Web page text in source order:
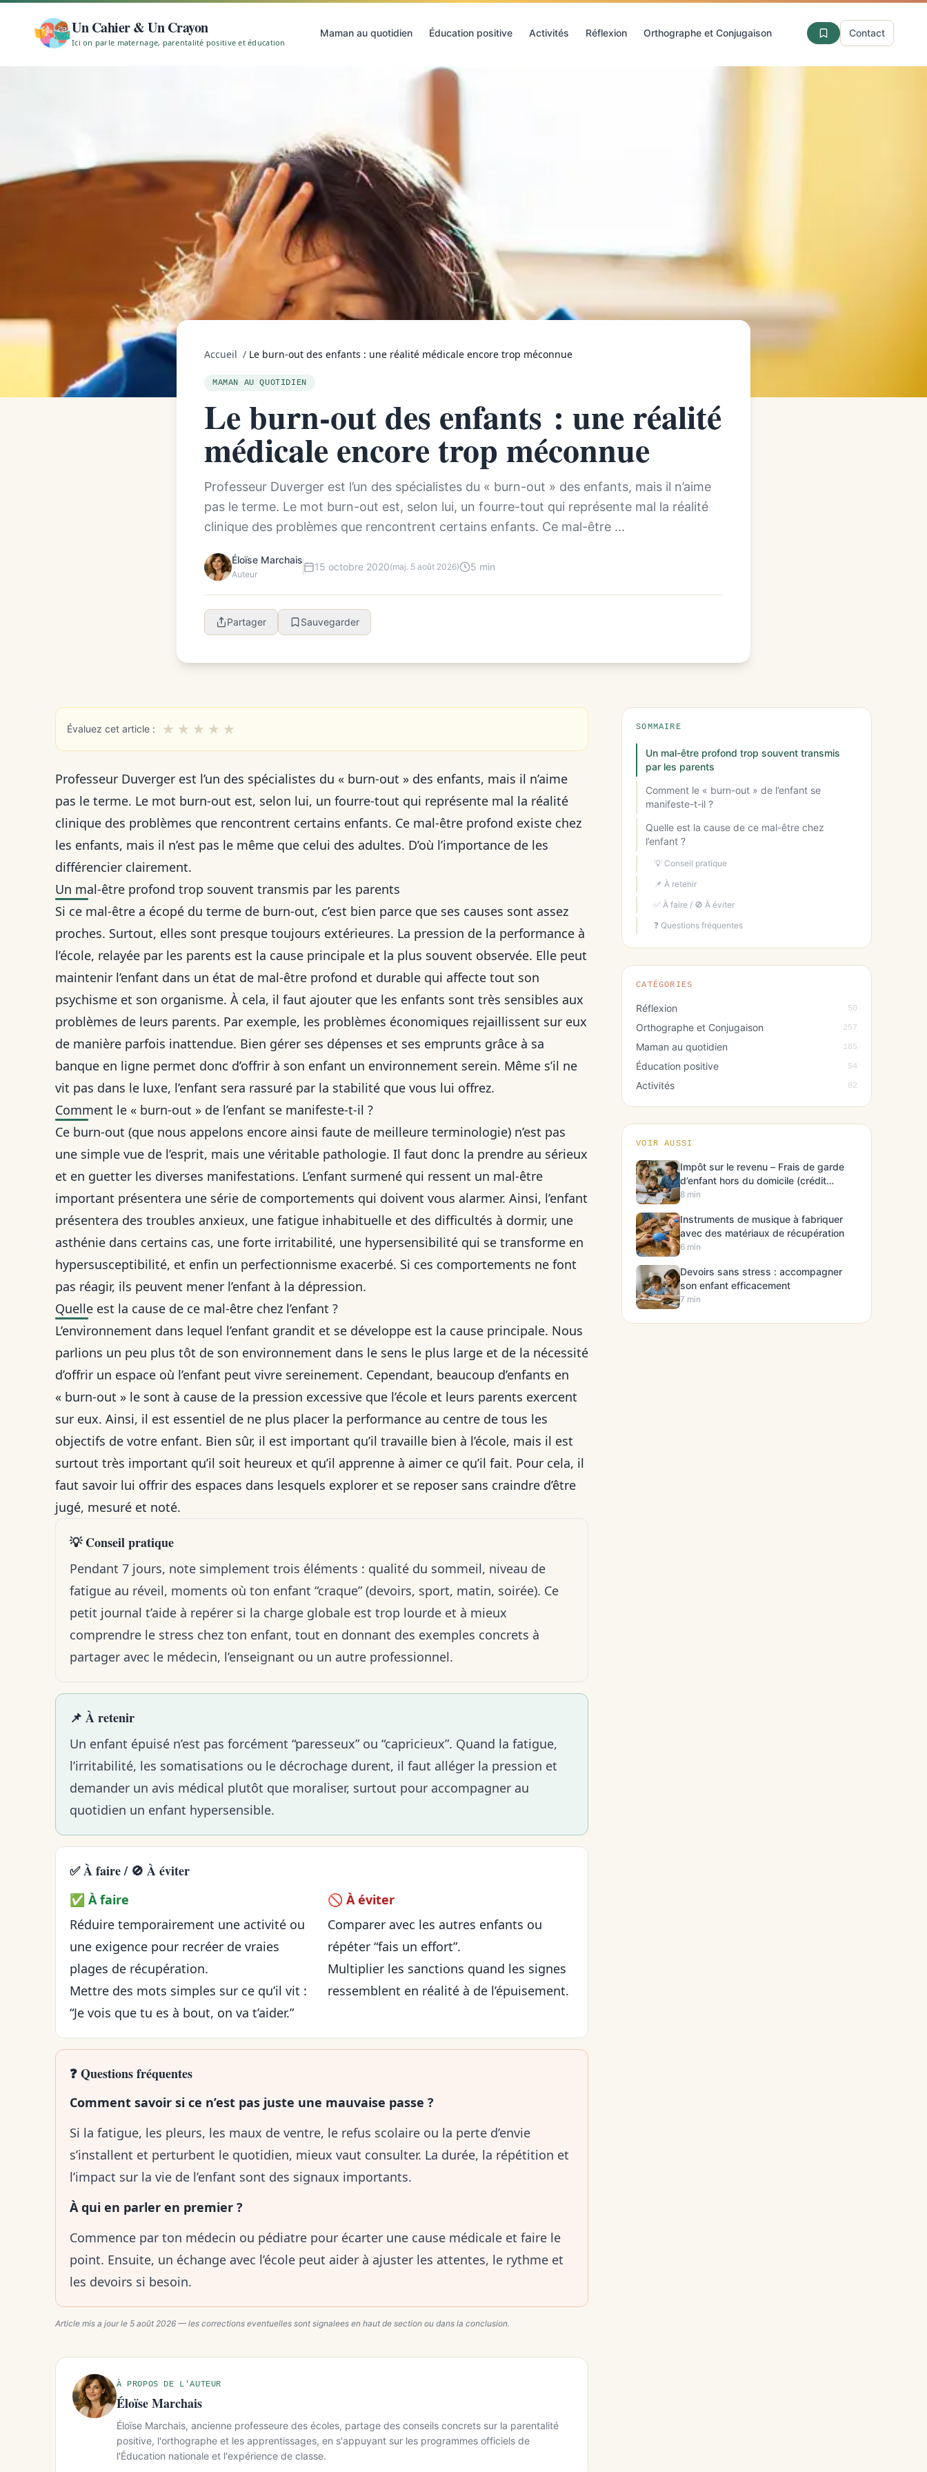
Un Cahier & Un Crayon
Ici on parle maternage, parentalité positive et éducation
Maman au quotidien Éducation positive Activités Réflexion Orthographe et Conjugaison Contact
Accueil / Le burn-out des enfants : une réalité médicale encore trop méconnue
MAMAN AU QUOTIDIEN
Le burn-out des enfants : une réalité
médicale encore trop méconnue
Professeur Duverger est l’un des spécialistes du « burn-out » des enfants, mais il n’aime
pas le terme. Le mot burn-out est, selon lui, un fourre-tout qui représente mal la réalité
clinique des problèmes que rencontrent certains enfants. Ce mal-être ...
Éloïse Marchais
Auteur
15 octobre 2020(maj. 5 août 2026) 5 min
Partager Sauvegarder
Évaluez cet article : ★ ★ ★ ★ ★
Professeur Duverger est l’un des spécialistes du « burn-out » des enfants, mais il n’aime
pas le terme. Le mot burn-out est, selon lui, un fourre-tout qui représente mal la réalité
clinique des problèmes que rencontrent certains enfants. Ce mal-être profond existe chez
les enfants, mais il n’est pas le même que celui des adultes. D’où l’importance de les
différencier clairement.
Un mal-être profond trop souvent transmis par les parents
Si ce mal-être a écopé du terme de burn-out, c’est bien parce que ses causes sont assez
proches. Surtout, elles sont presque toujours extérieures. La pression de la performance à
l’école, relayée par les parents est la cause principale et la plus souvent observée. Elle peut
maintenir l’enfant dans un état de mal-être profond et durable qui affecte tout son
psychisme et son organisme. À cela, il faut ajouter que les enfants sont très sensibles aux
problèmes de leurs parents. Par exemple, les problèmes économiques rejaillissent sur eux
de manière parfois inattendue. Bien gérer ses dépenses et ses emprunts grâce à sa
banque en ligne permet donc d’offrir à son enfant un environnement serein. Même s’il ne
vit pas dans le luxe, l’enfant sera rassuré par la stabilité que vous lui offrez.
Comment le « burn-out » de l’enfant se manifeste-t-il ?
Ce burn-out (que nous appelons encore ainsi faute de meilleure terminologie) n’est pas
une simple vue de l’esprit, mais une véritable pathologie. Il faut donc la prendre au sérieux
et en guetter les diverses manifestations. L’enfant surmené qui ressent un mal-être
important présentera une série de comportements qui doivent vous alarmer. Ainsi, l’enfant
présentera des troubles anxieux, une fatigue inhabituelle et des difficultés à dormir, une
asthénie dans certains cas, une forte irritabilité, une hypersensibilité qui se transforme en
hypersusceptibilité, et enfin un perfectionnisme exacerbé. Si ces comportements ne font
pas réagir, ils peuvent mener l’enfant à la dépression.
Quelle est la cause de ce mal-être chez l’enfant ?
L’environnement dans lequel l’enfant grandit et se développe est la cause principale. Nous
parlions un peu plus tôt de son environnement dans le sens le plus large et de la nécessité
d’offrir un espace où l’enfant peut vivre sereinement. Cependant, beaucoup d’enfants en
« burn-out » le sont à cause de la pression excessive que l’école et leurs parents exercent
sur eux. Ainsi, il est essentiel de ne plus placer la performance au centre de tous les
objectifs de votre enfant. Bien sûr, il est important qu’il travaille bien à l’école, mais il est
surtout très important qu’il soit heureux et qu’il apprenne à aimer ce qu’il fait. Pour cela, il
faut savoir lui offrir des espaces dans lesquels explorer et se reposer sans craindre d’être
jugé, mesuré et noté.
💡 Conseil pratique
Pendant 7 jours, note simplement trois éléments : qualité du sommeil, niveau de
fatigue au réveil, moments où ton enfant “craque” (devoirs, sport, matin, soirée). Ce
petit journal t’aide à repérer si la charge globale est trop lourde et à mieux
comprendre le stress chez ton enfant, tout en donnant des exemples concrets à
partager avec le médecin, l’enseignant ou un autre professionnel.
📌 À retenir
Un enfant épuisé n’est pas forcément “paresseux” ou “capricieux”. Quand la fatigue,
l’irritabilité, les somatisations ou le décrochage durent, il faut alléger la pression et
demander un avis médical plutôt que moraliser, surtout pour accompagner au
quotidien un enfant hypersensible.
✅ À faire / 🚫 À éviter
✅ À faire
Réduire temporairement une activité ou
une exigence pour recréer de vraies
plages de récupération.
Mettre des mots simples sur ce qu’il vit :
“Je vois que tu es à bout, on va t’aider.”
🚫 À éviter
Comparer avec les autres enfants ou
répéter “fais un effort”.
Multiplier les sanctions quand les signes
ressemblent en réalité à de l’épuisement.
❓ Questions fréquentes
Comment savoir si ce n’est pas juste une mauvaise passe ?
Si la fatigue, les pleurs, les maux de ventre, le refus scolaire ou la perte d’envie
s’installent et perturbent le quotidien, mieux vaut consulter. La durée, la répétition et
l’impact sur la vie de l’enfant sont des signaux importants.
À qui en parler en premier ?
Commence par ton médecin ou pédiatre pour écarter une cause médicale et faire le
point. Ensuite, un échange avec l’école peut aider à ajuster les attentes, le rythme et
les devoirs si besoin.
Article mis a jour le 5 août 2026 — les corrections eventuelles sont signalees en haut de section ou dans la conclusion.
À PROPOS DE L'AUTEUR
Éloïse Marchais
Éloïse Marchais, ancienne professeure des écoles, partage des conseils concrets sur la parentalité
positive, l'orthographe et les apprentissages, en s'appuyant sur les programmes officiels de
l'Éducation nationale et l'expérience de classe.
SOMMAIRE
Un mal-être profond trop souvent transmis
par les parents
Comment le « burn-out » de l’enfant se
manifeste-t-il ?
Quelle est la cause de ce mal-être chez
l’enfant ?
💡 Conseil pratique
📌 À retenir
✅ À faire / 🚫 À éviter
❓ Questions fréquentes
CATÉGORIES
Réflexion 50
Orthographe et Conjugaison 257
Maman au quotidien 185
Éducation positive 54
Activités 82
VOIR AUSSI
Impôt sur le revenu – Frais de garde
d’enfant hors du domicile (crédit
d’impôt)
8 min
Instruments de musique à fabriquer
avec des matériaux de récupération
6 min
Devoirs sans stress : accompagner
son enfant efficacement
7 min